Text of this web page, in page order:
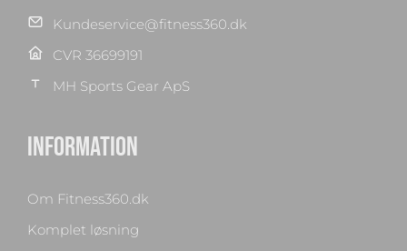
Kundeservice@fitness360.dk
CVR 36699191
MH Sports Gear ApS
INFORMATION
Om Fitness360.dk
Komplet løsning